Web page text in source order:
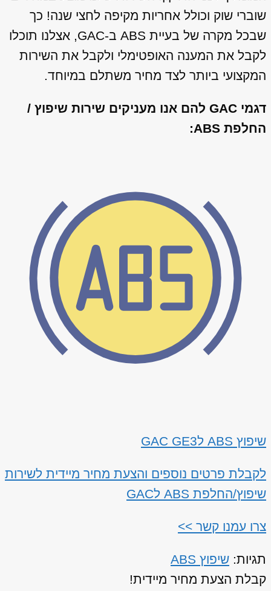
שוברי שוק וכולל אחריות מקיפה לחצי שנה! כך
שבכל מקרה של בעיית ABS ב-GAC, אצלנו תוכלו
לקבל את המענה האופטימלי ולקבל את השירות
המקצועי ביותר לצד מחיר משתלם במיוחד.
דגמי GAC להם אנו מעניקים שירות שיפוץ /
החלפת ABS:
שיפוץ ABS לGAC GE3
לקבלת פרטים נוספים והצעת מחיר מיידית לשירות
שיפוץ/החלפת ABS לGAC
צרו עמנו קשר >>
תגיות: שיפוץ ABS
קבלת הצעת מחיר מיידית!